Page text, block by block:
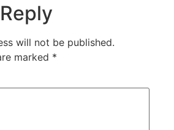
will not be published.
marked *